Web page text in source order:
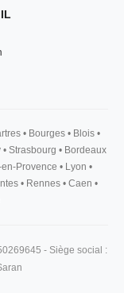
• Bourges • Blois •
• Strasbourg • Bordeaux
Provence •Lyon •
• Rennes • Caen •
- Siège social :